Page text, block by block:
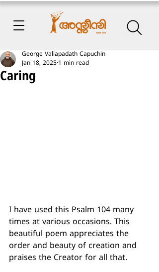
Caring
George Valiapadath Capuchin
Jan 18, 2025 1 min read
I have used this Psalm 104 many
times at various occasions. This
beautiful poem appreciates the
order and beauty of creation and
praises the Creator for all that.